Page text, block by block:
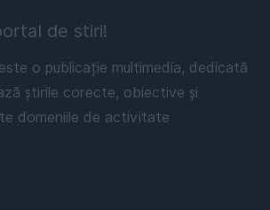
de stiri!
o publicație multimedia, dedicată
știrile corecte, obiective și
domeniile de activitate